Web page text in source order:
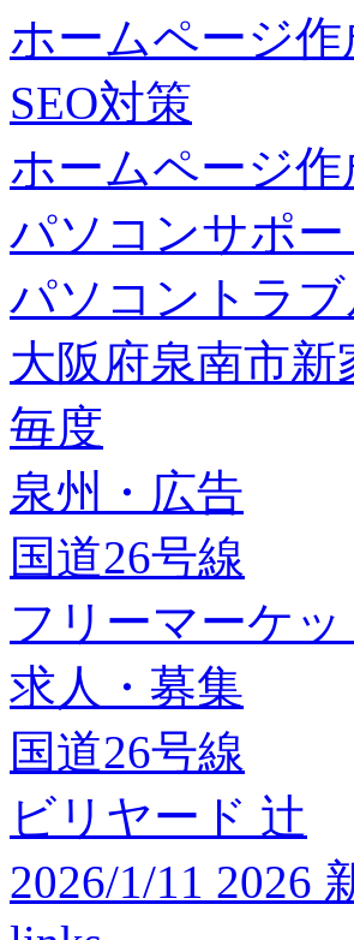
ホームページ作
SEO対策
ホームページ作
パソコンサポー
パソコントラ
大阪府泉南市新
毎度
泉州・広告
国道26号線
フリーマーケ
求人・募集
国道26号線
ビリヤード 辻
2026/1/11 2026